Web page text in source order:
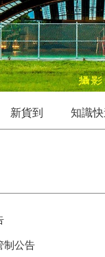
新貨到 知識
制公告